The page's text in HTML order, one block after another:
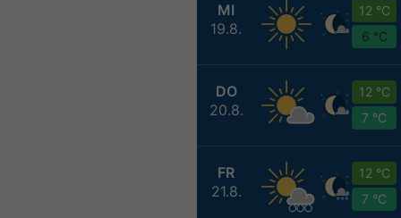
MI
19.8.
12 °C
6 °C
DO
20.8.
12 °C
7 °C
FR
21.8.
12 °C
7 °C